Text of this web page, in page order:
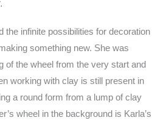
the infinite possibilities for decoration
something new. She was
of the wheel from the very start and
working with clay is still present in
a round form from a lump of clay
wheel in the background is Karla’s